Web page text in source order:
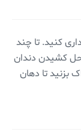
کنید. تا چند
کشیدن دندان
بزنید تا دهان